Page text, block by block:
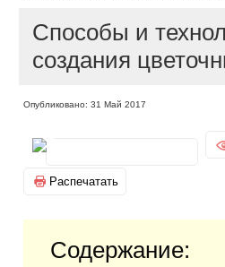
Способы и
создания
Опубликовано: 31 Май 2017
Распечатать
Содержание: